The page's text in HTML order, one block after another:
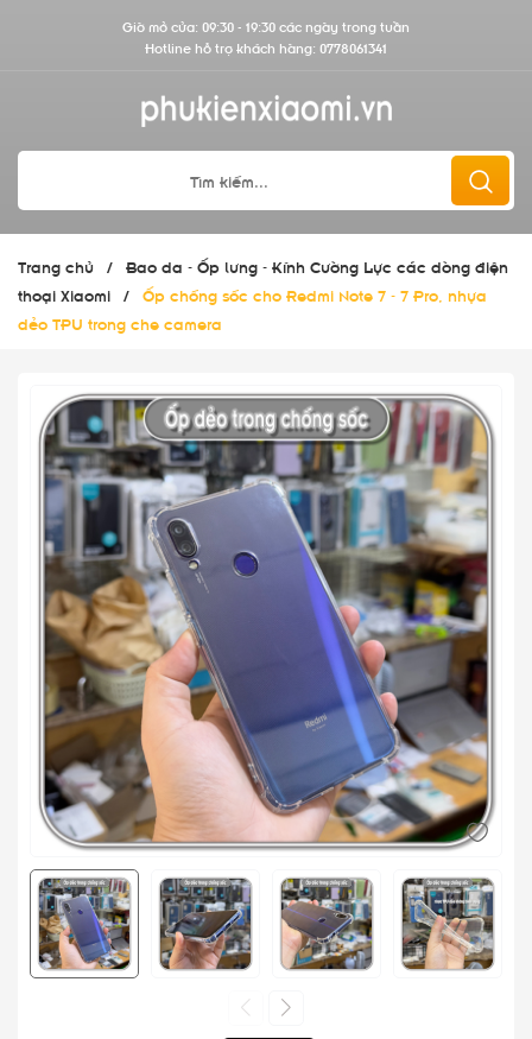
Giờ mở cửa: 09:30 - 19:30 các ngày trong tuần
Hotline hỗ trợ khách hàng: 0778061341
Trang chủ / Bao da - Ốp lưng - Kính Cường Lực các dòng điện
thoại Xiaomi / Ốp chống sốc cho Redmi Note 7 - 7 Pro, nhựa
dẻo TPU trong che camera